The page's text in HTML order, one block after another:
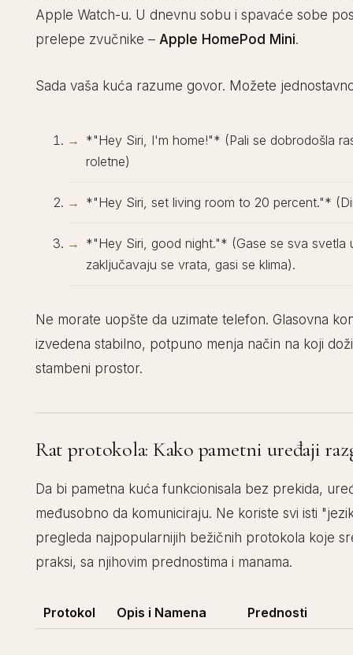
Apple Watch-u. U dnevnu sobu i spavaće sobe
prelepe zvučnike – Apple HomePod Mini.
Sada vaša kuća razume govor. Možete
*"Hey Siri, I'm home!"* (Pali se dobrodošla
roletne)
*"Hey Siri, set living room to 20 percent."*
*"Hey Siri, good night."* (Gase se sva svetla
zaključavaju se vrata, gasi se klima).
Ne morate uopšte da uzimate telefon. Glasovna
izvedena stabilno, potpuno menja način na koji
stambeni prostor.
Rat protokola: Kako pametni uređaji
Da bi pametna kuća funkcionisala bez prekida,
međusobno da komuniciraju. Ne koriste svi isti
pregleda najpopularnijih bežičnih protokola koje
praksi, sa njihovim prednostima i manama.
Protokol Opis i Namena Prednosti